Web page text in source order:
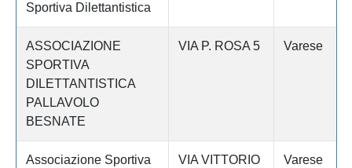
Sportiva Dilettantistica
ASSOCIAZIONE
SPORTIVA
DILETTANTISTICA
PALLAVOLO
BESNATE
VIA P. ROSA 5 Varese
Associazione Sportiva
VIA VITTORIO
Varese